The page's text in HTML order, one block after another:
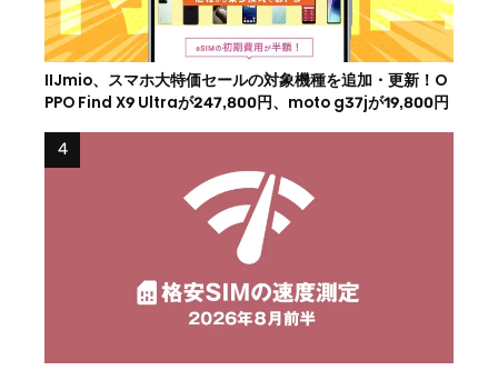
IIJmio、スマホ大特価セールの対象機種を追加・更新！O
PPO Find X9 Ultraが247,800円、moto g37jが19,800円